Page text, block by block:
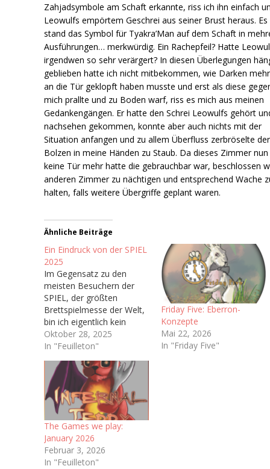
Zahjadsymbole am Schaft erkannte, riss ich ihn einfach
Leowulfs empörtem Geschrei aus seiner Brust heraus. Es
stand das Symbol für Tyakra’Man auf dem Schaft in
Ausführungen… merkwürdig. Ein Rachepfeil? Hatte
irgendwen so sehr verärgert? In diesen Überlegungen
geblieben hatte ich nicht mitbekommen, wie Darken
an die Tür geklopft haben musste und erst als diese
mich prallte und zu Boden warf, riss es mich aus meinen
Gedankengängen. Er hatte den Schrei Leowulfs gehört
nachsehen gekommen, konnte aber auch nichts mit der
Situation anfangen und zu allem Überfluss zerbröselte der
Bolzen in meine Händen zu Staub. Da dieses Zimmer nun
keine Tür mehr hatte die gebrauchbar war, beschlossen
anderen Zimmer zu nächtigen und entsprechend Wache
halten, falls weitere Übergriffe geplant waren.
Ähnliche Beiträge
Ein Eindruck von der SPIEL
2025
Im Gegensatz zu den
meisten Besuchern der
SPIEL, der größten
Brettspielmesse der Welt,
bin ich eigentlich kein
Brettspieler. In meiner
Kindheit wurden bei uns
gespielt abseits von ab
und an Risiko oder
Monopoly,
dementsprechend habe
ich nie wirklich Zugang
zum Brettspielhobby
gefunden. Man könnte
sich also fragen…
Oktober 28, 2025
In "Feuilleton"
Friday Five: Eberron-
Konzepte
Mai 22, 2026
In "Friday Five"
The Games we play:
January 2026
Februar 3, 2026
In "Feuilleton"